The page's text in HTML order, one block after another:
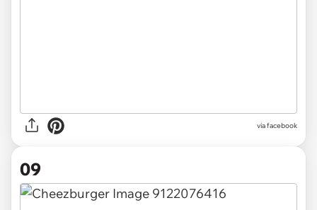
via facebook
09